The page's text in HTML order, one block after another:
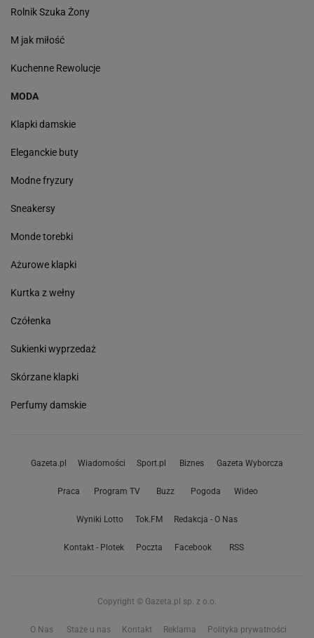
Rolnik Szuka Żony
M jak miłość
Kuchenne Rewolucje
MODA
Klapki damskie
Eleganckie buty
Modne fryzury
Sneakersy
Monde torebki
Ażurowe klapki
Kurtka z wełny
Czółenka
Sukienki wyprzedaż
Skórzane klapki
Perfumy damskie
Gazeta.pl Wiadomości Sport.pl Biznes Gazeta Wyborcza
Praca Program TV Buzz Pogoda Wideo
Wyniki Lotto Tok.FM Redakcja - O Nas
Kontakt - Plotek Poczta Facebook RSS
Copyright © Gazeta.pl sp. z o.o.
O Nas Staże u nas Kontakt Reklama Polityka prywatności